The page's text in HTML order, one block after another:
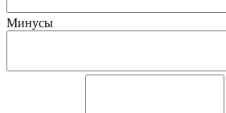
Минусы